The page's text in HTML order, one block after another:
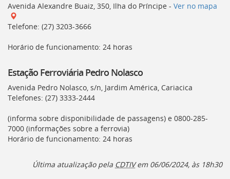
Avenida Alexandre Buaiz, 350, Ilha do Príncipe - Ver no mapa
Telefone: (27) 3203-3666
Horário de funcionamento: 24 horas
Estação Ferroviária Pedro Nolasco
Avenida Pedro Nolasco, s/n, Jardim América, Cariacica
Telefones: (27) 3333-2444
(informa sobre disponibilidade de passagens) e 0800-285-
7000 (informações sobre a ferrovia)
Horário de funcionamento: 24 horas
Última atualização pela CDTIVem 06/06/2024, às 18h30